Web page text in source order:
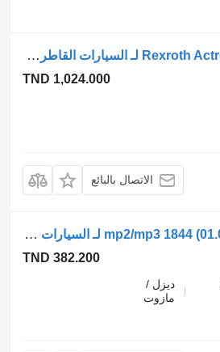
مضخة مكبسية محورية Rexroth Actros MP2/MP3 3241 (01.02-) AA2FM80/61W لـ السيارات القاطرة Mercedes-Benz Actros, Axor MP1, MP2, MP3 (1996-2014)
TND 1,024.000
الاتصال بالبائع
خرطوم الضغط العالي Mercedes-Benz أكتروس mp2/mp3 1844 (01.02-) A9305530982 لـ السيارات القاطرة Mercedes-Benz Actros, Axor MP1, MP2, MP3 (1996-2014)
TND 382.200
ديزل /
مازوت